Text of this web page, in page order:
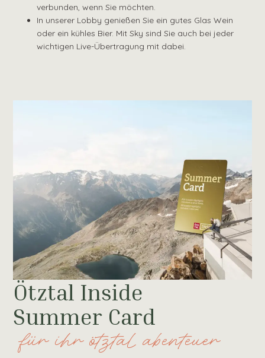
verbunden, wenn Sie möchten.
In unserer Lobby genießen Sie ein gutes Glas Wein
oder ein kühles Bier. Mit Sky sind Sie auch bei jeder
wichtigen Live-Übertragung mit dabei.
Ötztal Inside
Summer Card
für ihr ötztal abenteuer